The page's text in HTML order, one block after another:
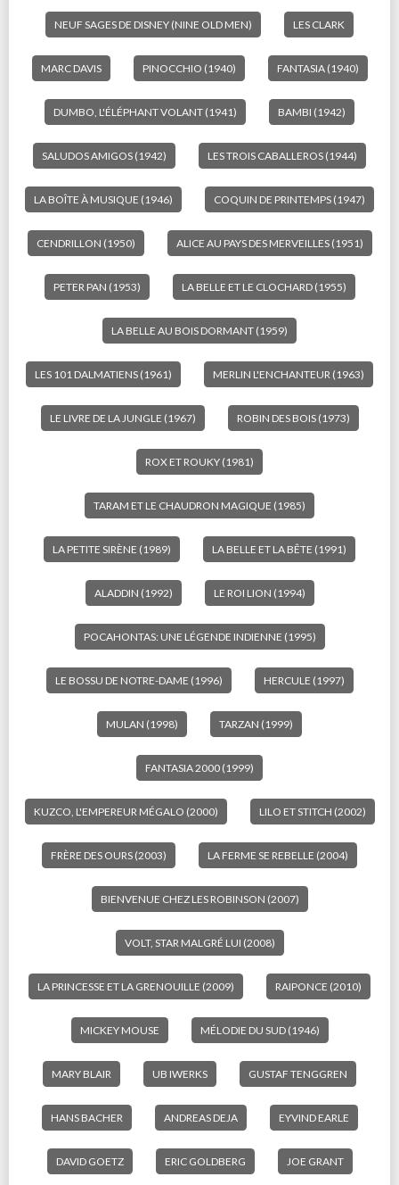
NEUF SAGES DE DISNEY (NINE OLD MEN) LES CLARK
MARC DAVIS PINOCCHIO (1940) FANTASIA (1940)
DUMBO, L'ÉLÉPHANT VOLANT (1941) BAMBI (1942)
SALUDOS AMIGOS (1942) LES TROIS CABALLEROS (1944)
LA BOÎTE À MUSIQUE (1946) COQUIN DE PRINTEMPS (1947)
CENDRILLON (1950) ALICE AU PAYS DES MERVEILLES (1951)
PETER PAN (1953) LA BELLE ET LE CLOCHARD (1955)
LA BELLE AU BOIS DORMANT (1959)
LES 101 DALMATIENS (1961) MERLIN L'ENCHANTEUR (1963)
LE LIVRE DE LA JUNGLE (1967) ROBIN DES BOIS (1973)
ROX ET ROUKY (1981)
TARAM ET LE CHAUDRON MAGIQUE (1985)
LA PETITE SIRÈNE (1989) LA BELLE ET LA BÊTE (1991)
ALADDIN (1992) LE ROI LION (1994)
POCAHONTAS: UNE LÉGENDE INDIENNE (1995)
LE BOSSU DE NOTRE-DAME (1996) HERCULE (1997)
MULAN (1998) TARZAN (1999)
FANTASIA 2000 (1999)
KUZCO, L'EMPEREUR MÉGALO (2000) LILO ET STITCH (2002)
FRÈRE DES OURS (2003) LA FERME SE REBELLE (2004)
BIENVENUE CHEZ LES ROBINSON (2007)
VOLT, STAR MALGRÉ LUI (2008)
LA PRINCESSE ET LA GRENOUILLE (2009) RAIPONCE (2010)
MICKEY MOUSE MÉLODIE DU SUD (1946)
MARY BLAIR UB IWERKS GUSTAF TENGGREN
HANS BACHER ANDREAS DEJA EYVIND EARLE
DAVID GOETZ ERIC GOLDBERG JOE GRANT